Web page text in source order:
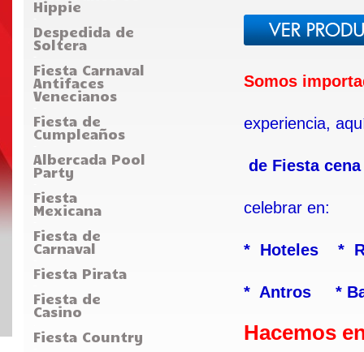
Hippie
Despedida de
Soltera
Fiesta Carnaval
Antifaces
Venecianos
Fiesta de
Cumpleaños
Albercada Pool
Party
Fiesta
Mexicana
Fiesta de
Carnaval
Fiesta Pirata
Fiesta de
Casino
Fiesta Country
Somos
experiencia,
de Fiesta
celebrar en:
* Hoteles *
* Antros *
Hacemos